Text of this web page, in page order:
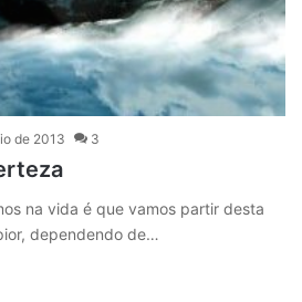
de 2013 3
na vida é que vamos partir desta
dependendo de…